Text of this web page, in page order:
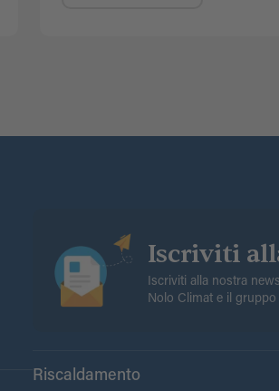
Iscriviti
Iscriviti alla nostra
Nolo Climat e il gruppo
Riscaldamento